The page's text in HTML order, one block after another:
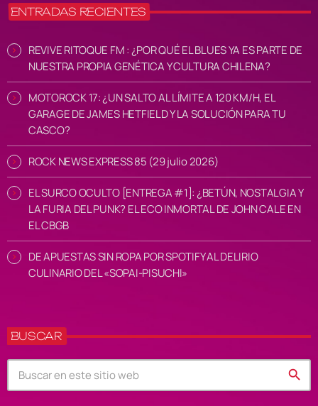
ENTRADAS RECIENTES
REVIVE RITOQUE FM : ¿POR QUÉ EL BLUES YA ES PARTE DE
NUESTRA PROPIA GENÉTICA Y CULTURA CHILENA?
MOTOROCK 17: ¿UN SALTO AL LÍMITE A 120 KM/H, EL
GARAGE DE JAMES HETFIELD Y LA SOLUCIÓN PARA TU
CASCO?
ROCK NEWS EXPRESS 85 (29 julio 2026)
EL SURCO OCULTO [ENTREGA #1]: ¿BETÚN, NOSTALGIA Y
LA FURIA DEL PUNK? EL ECO INMORTAL DE JOHN CALE EN
EL CBGB
DE APUESTAS SIN ROPA POR SPOTIFY AL DELIRIO
CULINARIO DEL «SOPAI-PISUCHI»
BUSCAR
search